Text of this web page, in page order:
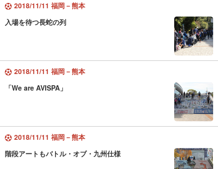
2018/11/11 福岡－熊本
入場を待つ長蛇の列
2018/11/11 福岡－熊本
「We are AVISPA」
2018/11/11 福岡－熊本
階段アートもバトル・オブ・九州仕様